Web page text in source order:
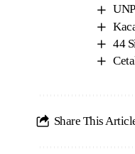
44
Share This